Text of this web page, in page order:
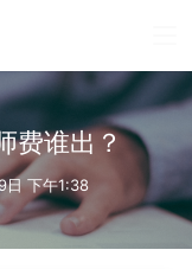
费谁出？
下午1:38